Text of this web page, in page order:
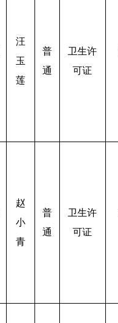
汪
玉
莲
普
通
卫生许
可证
赵
小
青
普
通
卫生许
可证